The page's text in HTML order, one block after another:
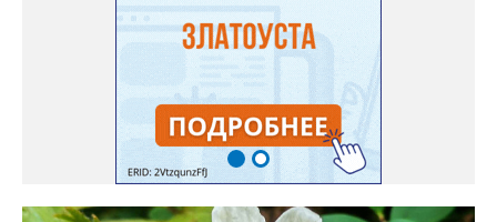
самосевом в ней отлично прорастают. Если иногда срезать
сухие цветы и стряхивать семена вокруг куртины, лаванда
весной прорастет сама. Ещё один секрет – этот символ
Прованса не любит «вкусную» почву. Добавляйте в посадочную
яму гравий и песок – требуется хороший дренаж. В первый год
Екатерина рекомендует цветы убирать, чтобы силы куста
пошли на наращивание корневой системы. А со второго года
пусть лаванда цветёт во всю силу! Фото: Екатерина Бойко,
специально для «Златоуст.инфо». Обсуждение новости здесь
ВКОНТАКТЕ https://vk.com/newszlatoust74